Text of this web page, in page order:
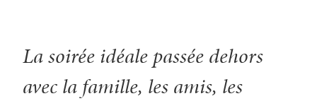
La soirée idéale passée dehors
avec la famille, les amis, les